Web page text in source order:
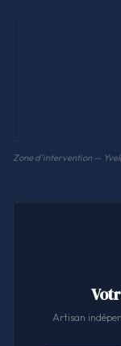
Zone d'intervention —
Artisan